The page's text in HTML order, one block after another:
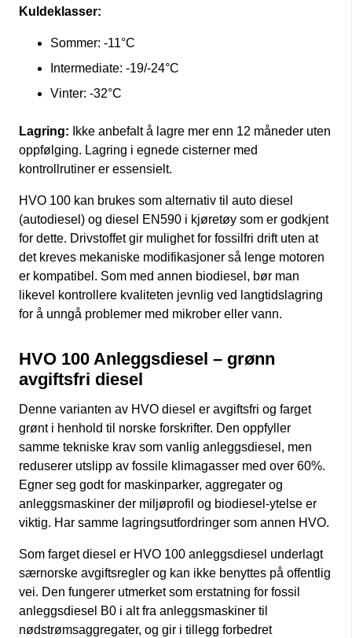
Kuldeklasser:
Sommer: -11°C
Intermediate: -19/-24°C
Vinter: -32°C
Lagring: Ikke anbefalt å lagre mer enn 12 måneder uten
oppfølging. Lagring i egnede cisterner med
kontrollrutiner er essensielt.
HVO 100 kan brukes som alternativ til auto diesel
(autodiesel) og diesel EN590 i kjøretøy som er godkjent
for dette. Drivstoffet gir mulighet for fossilfri drift uten at
det kreves mekaniske modifikasjoner så lenge motoren
er kompatibel. Som med annen biodiesel, bør man
likevel kontrollere kvaliteten jevnlig ved langtidslagring
for å unngå problemer med mikrober eller vann.
HVO 100 Anleggsdiesel – grønn
avgiftsfri diesel
Denne varianten av HVO diesel er avgiftsfri og farget
grønt i henhold til norske forskrifter. Den oppfyller
samme tekniske krav som vanlig anleggsdiesel, men
reduserer utslipp av fossile klimagasser med over 60%.
Egner seg godt for maskinparker, aggregater og
anleggsmaskiner der miljøprofil og biodiesel-ytelse er
viktig. Har samme lagringsutfordringer som annen HVO.
Som farget diesel er HVO 100 anleggsdiesel underlagt
særnorske avgiftsregler og kan ikke benyttes på offentlig
vei. Den fungerer utmerket som erstatning for fossil
anleggsdiesel B0 i alt fra anleggsmaskiner til
nødstrømsaggregater, og gir i tillegg forbedret